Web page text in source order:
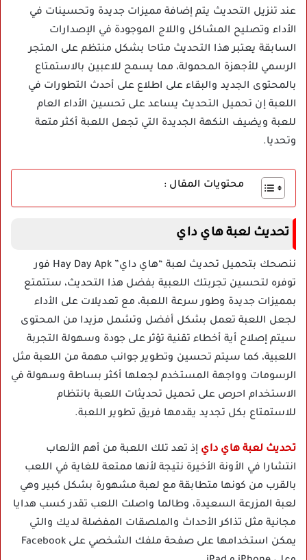
عند تنزيل التحديث يتم إضافة مميزات جديدة وتحسينات في
الأداء وتصليح المشاكل واللاج الموجودة في الإصدارات
السابقة يعتبر هذا التحديث متاحا بشكل منتظم على المتجر
الرسمي للأجهزة المحمولة، مما يسمح للاعبين بالاستمتاع
بالمحتوى الجديد والبقاء على اطلاع على أحدث التطورات في
اللعبة إن تحميل التحديث يساعد على تحسين الأداء العام
للعبة ويضيف النكهة الجديدة التي تجعل اللعبة أكثر متعة
وتحديا.
محتويات المقال :
تحديث لعبة هاي داي
ننصحك بتحميل تحديث لعبة “هاي داي” Hay Day Apk فور
توفره لتحسين تجربتك اللعبية بفضل هذا التحديث، ستتمتع
بمميزات جديدة وطور سرعة اللعبة، مع تعديلات على الأداء
لجعل اللعبة تعمل بشكل أفضل وتشمل مزيدا من المحتوى
سيتم إصلاح أية أخطاء تقنية تؤثر على جودة وسهولة التجربة
اللعبية، كما سيتم تحسين وتطوير جوانب مهمة من اللعبة مثل
الرسومات وواجهة المستخدم لجعلها أكثر بساطة وسهولة في
الاستخدام احرص على تحميل تحديثات اللعبة بانتظام
للاستمتاع بكل تجديد يقدمها فريق تطوير اللعبة.
تحديث لعبة هاي داي إذ تعد تلك اللعبة من أهم الألعاب
انتشارا في الأونة الأخيرة نتيجة لأنها ممتعة للغاية في اللعب
بالقرب من كونها متطابقة مع لعبة مشهورة بشكل كبير وهي
لعبة المزرعة السعيدة، وطالما واصلت اللعب تقدر كسب هدايا
مجانية مثل تذاكر الأحداث والملصقات المفضلة لديك والتي
يمكن استخدامها على صفحة ملفك الشخصي على Facebook